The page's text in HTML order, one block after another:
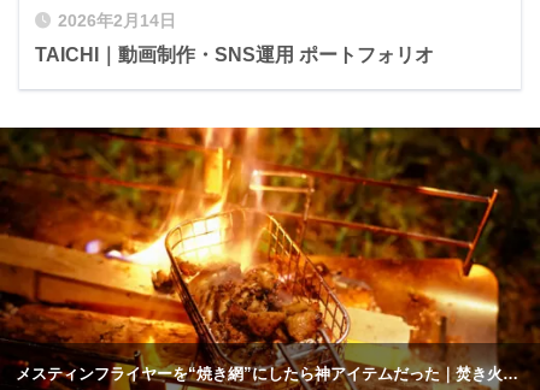
2026年2月14日
TAICHI｜動画制作・SNS運用 ポートフォリオ
メスティンフライヤーを“焼き網”にしたら神アイテムだった｜焚き火で鶏肉を焼く